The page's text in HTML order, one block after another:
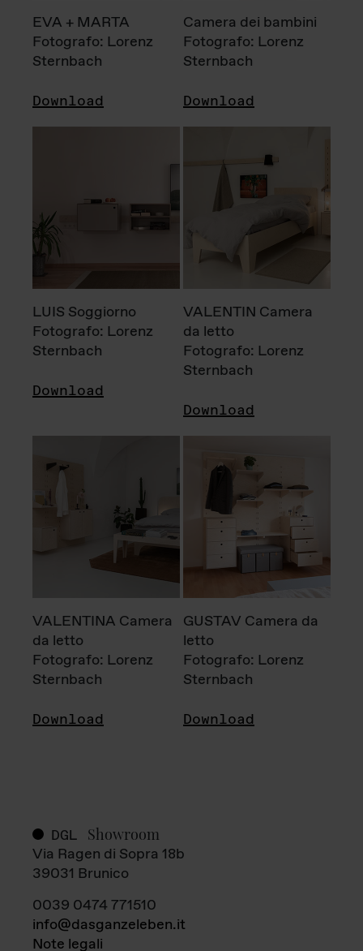
EVA + MARTA
Fotografo: Lorenz
Sternbach
Download
Camera dei bambini
Fotografo: Lorenz
Sternbach
Download
LUIS Soggiorno
Fotografo: Lorenz
Sternbach
Download
VALENTIN Camera
da letto
Fotografo: Lorenz
Sternbach
Download
VALENTINA Camera
da letto
Fotografo: Lorenz
Sternbach
Download
GUSTAV Camera da
letto
Fotografo: Lorenz
Sternbach
Download
DGL Showroom
Via Ragen di Sopra 18b
39031 Brunico
0039 0474 771510
info@dasganzeleben.it
Note legali